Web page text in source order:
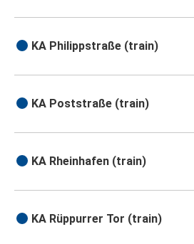
KA Philippstraße (train)
KA Poststraße (train)
KA Rheinhafen (train)
KA Rüppurrer Tor (train)